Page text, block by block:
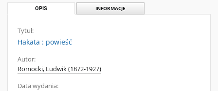
OPIS INFORMACJE
Tytuł:
Hakata : powieść
Autor:
Romocki, Ludwik (1872-1927)
Data wydania: